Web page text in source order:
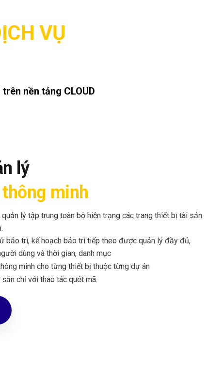
VỤ
nền tảng CLOUD
lý
minh
lý tập trung toàn bộ hiện trạng các trang thiết bị tài sản
bảo trì, kế hoạch bảo trì tiếp theo được quản lý đầy đủ,
dùng và thời gian, danh mục
minh cho từng thiết bị thuộc từng dự án
chỉ với thao tác quét mã.